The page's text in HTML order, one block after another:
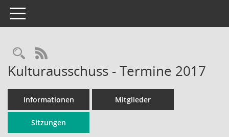
Toggle navigation
Rechercheauswahl
RSS-Feed
Kulturausschuss - Termine 2017
Informationen Mitglieder
Sitzungen